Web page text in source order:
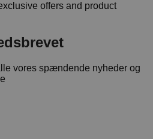
offers and product
vores spændende nyheder og